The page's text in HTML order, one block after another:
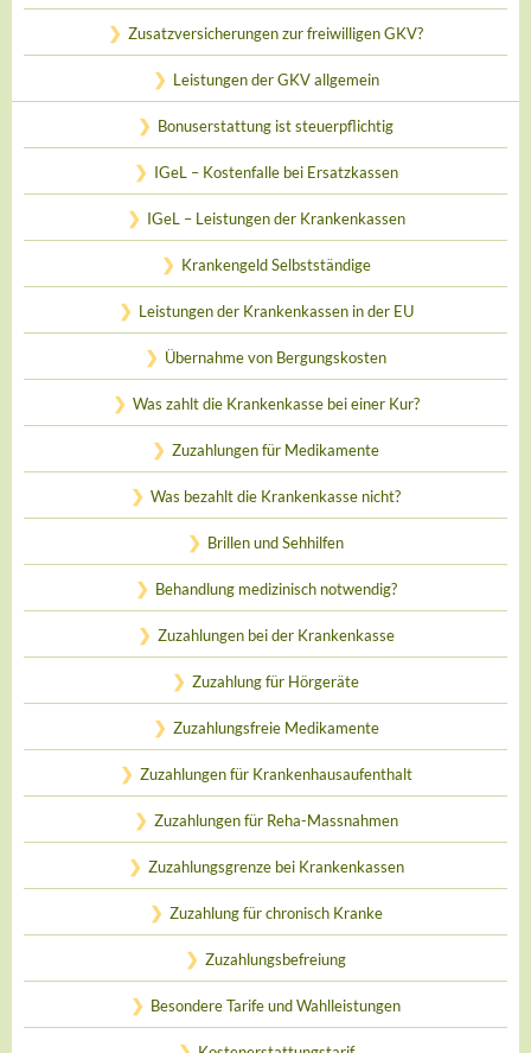
Zusatzversicherungen zur freiwilligen GKV?
Leistungen der GKV allgemein
Bonuserstattung ist steuerpflichtig
IGeL – Kostenfalle bei Ersatzkassen
IGeL – Leistungen der Krankenkassen
Krankengeld Selbstständige
Leistungen der Krankenkassen in der EU
Übernahme von Bergungskosten
Was zahlt die Krankenkasse bei einer Kur?
Zuzahlungen für Medikamente
Was bezahlt die Krankenkasse nicht?
Brillen und Sehhilfen
Behandlung medizinisch notwendig?
Zuzahlungen bei der Krankenkasse
Zuzahlung für Hörgeräte
Zuzahlungsfreie Medikamente
Zuzahlungen für Krankenhausaufenthalt
Zuzahlungen für Reha-Massnahmen
Zuzahlungsgrenze bei Krankenkassen
Zuzahlung für chronisch Kranke
Zuzahlungsbefreiung
Besondere Tarife und Wahlleistungen